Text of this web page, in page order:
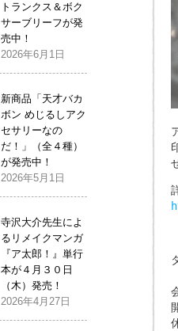
トランクス＆ボク
サーブリーフが発
売中！
2026年6月1日
新商品「天才バカ
ボン めじるしアク
セサリーなの
だ！」（全４種）
が発売中！
2026年5月1日
寺沢大介先生によ
るリメイクマンガ
『ア太郎！』単行
本が４月３０日
（木）発売！
2026年4月27日